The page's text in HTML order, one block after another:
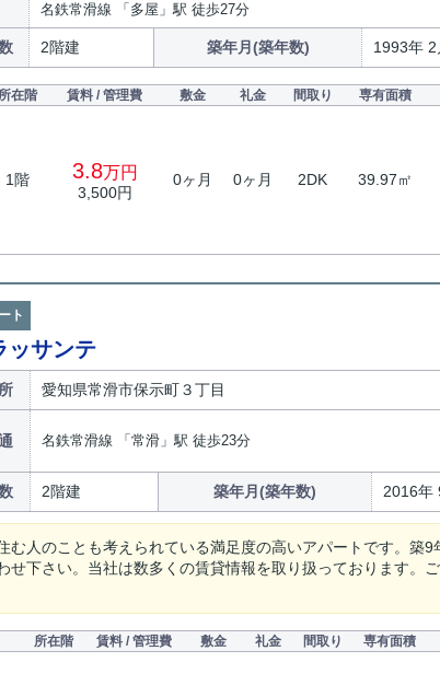
名鉄常滑線 「多屋」駅 徒歩27分
2階建 築年月(築年数) 1993年
所在階 賃料 / 管理費 敷金 礼金 間取り 専有面積
1階 3.8万円
3,500円
0ヶ月 0ヶ月 2DK 39.97㎡
ト
ッサンテ
愛知県常滑市保示町３丁目
名鉄常滑線 「常滑」駅 徒歩23分
2階建 築年月(築年数) 2016年
む人のことも考えられている満足度の高いアパートです。築
せ下さい。当社は数多くの賃貸情報を取り扱っております。
所在階 賃料 / 管理費 敷金 礼金 間取り 専有面積